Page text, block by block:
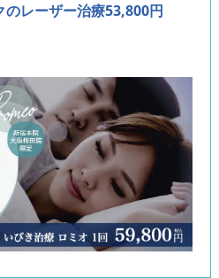
のレーザー治療53,800円